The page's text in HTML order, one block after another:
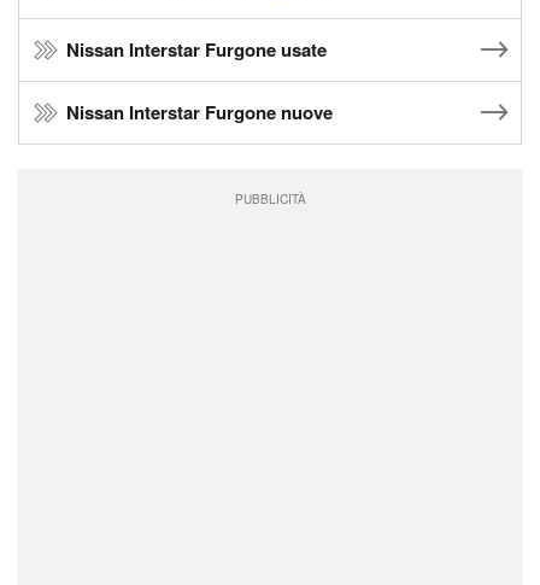
Nissan Interstar Furgone usate
Nissan Interstar Furgone nuove
PUBBLICITÀ